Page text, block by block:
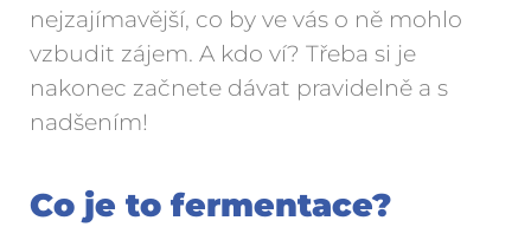
nejzajímavější, co by ve vás o ně mohlo
vzbudit zájem. A kdo ví? Třeba si je
nakonec začnete dávat pravidelně a s
nadšením!
Co je to fermentace?